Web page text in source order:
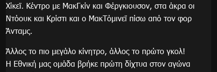
Χίκεϊ. Κέντρο με ΜακΓκίν και Φέργκιουσον, στα άκρα οι
Ντόουκ και Κρίστι και ο ΜακΤόμινεϊ πίσω από τον φορ
Άνταμς.
Άλλος το πιο μεγάλο κίνητρο, άλλος το πρώτο γκολ!
Η Εθνική μας ομάδα βρήκε πρώτη δίχτυα στον αγώνα